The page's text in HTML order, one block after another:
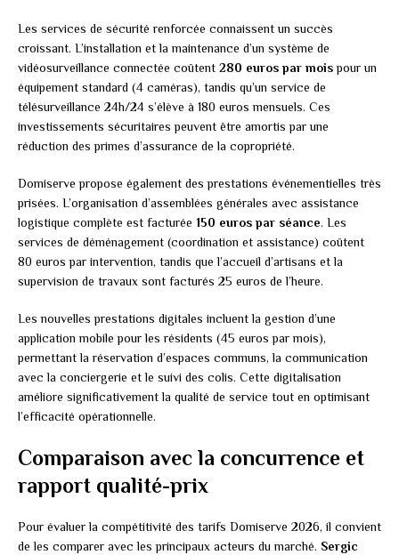
Les services de sécurité renforcée connaissent un succès
croissant. L’installation et la maintenance d’un système de
vidéosurveillance connectée coûtent 280 euros par moispour un
équipement standard (4 caméras), tandis qu’un service de
télésurveillance 24h/24 s’élève à 180 euros mensuels. Ces
investissements sécuritaires peuvent être amortis par une
réduction des primes d’assurance de la copropriété.
Domiserve propose également des prestations événementielles très
prisées. L’organisation d’assemblées générales avec assistance
logistique complète est facturée 150 euros par séance. Les
services de déménagement (coordination et assistance) coûtent
80 euros par intervention, tandis que l’accueil d’artisans et la
supervision de travaux sont facturés 25 euros de l’heure.
Les nouvelles prestations digitales incluent la gestion d’une
application mobile pour les résidents (45 euros par mois),
permettant la réservation d’espaces communs, la communication
avec la conciergerie et le suivi des colis. Cette digitalisation
améliore significativement la qualité de service tout en optimisant
l’efficacité opérationnelle.
Comparaison avec la concurrence et
rapport qualité-prix
Pour évaluer la compétitivité des tarifs Domiserve 2026, il convient
de les comparer avec les principaux acteurs du marché. Sergic